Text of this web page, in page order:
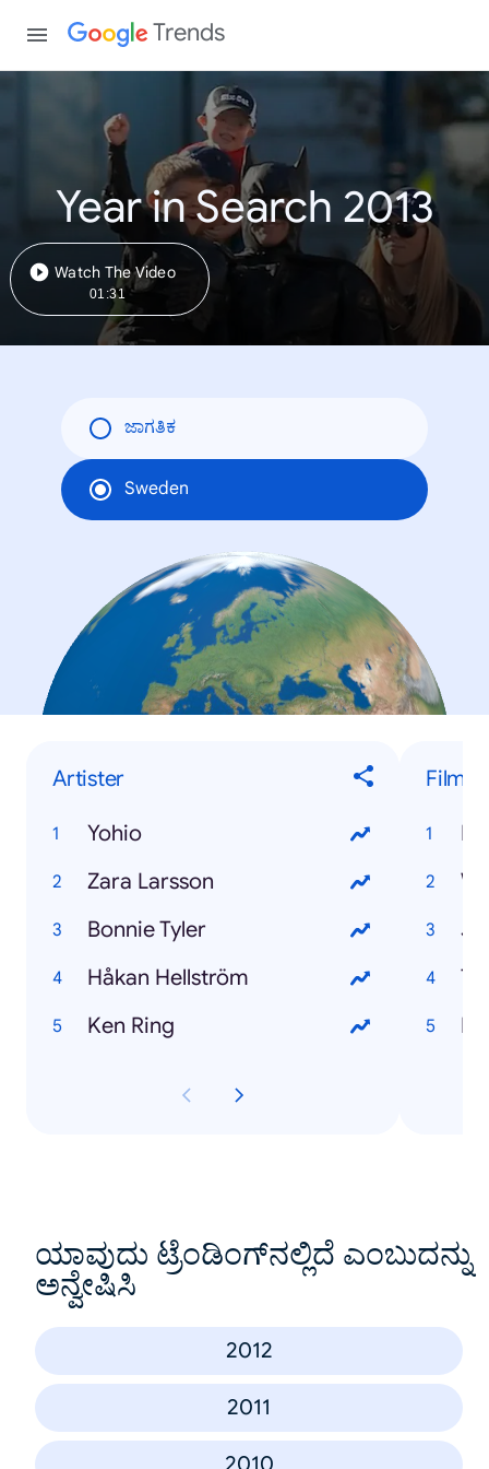
Trends
Year in Search 2013
Watch The Video
01:31
ಜಾಗತಿಕ
Sweden
Artister
Yohio
Zara Larsson
Bonnie Tyler
Håkan Hellström
Ken Ring
Film
ಯಾವುದು ಟ್ರೆಂಡಿಂಗ್‌ನಲ್ಲಿದೆ ಎಂಬುದನ್ನು
ಅನ್ವೇಷಿಸಿ
2012
2011